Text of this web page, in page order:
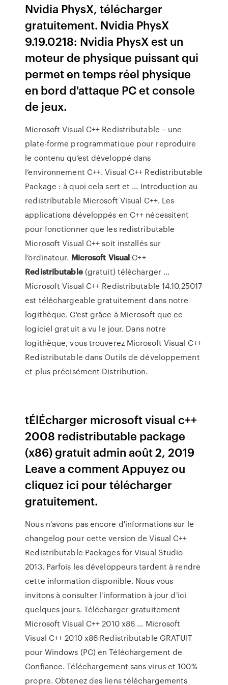
Nvidia PhysX, télécharger
gratuitement. Nvidia PhysX
9.19.0218: Nvidia PhysX est un
moteur de physique puissant qui
permet en temps réel physique
en bord d'attaque PC et console
de jeux.
Microsoft Visual C++ Redistributable – une
plate-forme programmatique pour reproduire
le contenu qu’est développé dans
l’environnement C++. Visual C++ Redistributable
Package : à quoi cela sert et ... Introduction au
redistributable Microsoft Visual C++. Les
applications développés en C++ nécessitent
pour fonctionner que les redistributable
Microsoft Visual C++ soit installés sur
l’ordinateur. Microsoft Visual C++
Redistributable(gratuit) télécharger ...
Microsoft Visual C++ Redistributable 14.10.25017
est téléchargeable gratuitement dans notre
logithèque. C'est grâce à Microsoft que ce
logiciel gratuit a vu le jour. Dans notre
logithèque, vous trouverez Microsoft Visual C++
Redistributable dans Outils de développement
et plus précisément Distribution.
tÉlÉcharger microsoft visual c++
2008 redistributable package
(x86) gratuit admin août 2, 2019
Leave a comment Appuyez ou
cliquez ici pour télécharger
gratuitement.
Nous n'avons pas encore d'informations sur le
changelog pour cette version de Visual C++
Redistributable Packages for Visual Studio
2013. Parfois les développeurs tardent à rendre
cette information disponible. Nous vous
invitons à consulter l'information à jour d'ici
quelques jours. Télécharger gratuitement
Microsoft Visual C++ 2010 x86 ... Microsoft
Visual C++ 2010 x86 Redistributable GRATUIT
pour Windows (PC) en Téléchargement de
Confiance. Téléchargement sans virus et 100%
propre. Obtenez des liens téléchargements